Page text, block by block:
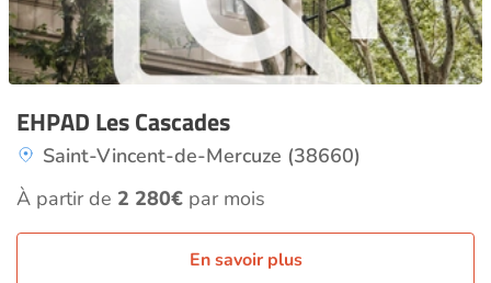
EHPAD Les Cascades
Saint-Vincent-de-Mercuze (38660)
À partir de 2 280€ par mois
En savoir plus